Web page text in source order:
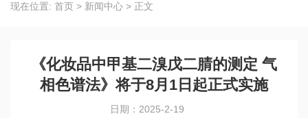
现在位置: 首页 > 新闻中心 > 正文
《化妆品中甲基二溴戊二腈的测定 气
相色谱法》将于8月1日起正式实施
日期：2025-2-19